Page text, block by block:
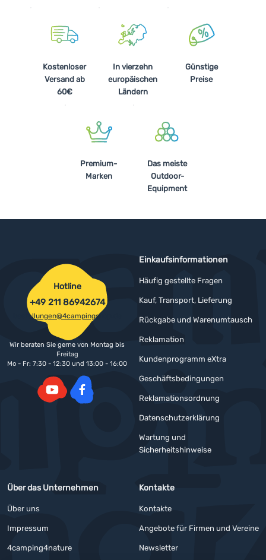
Kostenloser
Versand ab
60€
In vierzehn
europäischen
Ländern
Günstige
Preise
Premium-
Marken
Das meiste
Outdoor-
Equipment
Einkaufsinformationen
Häufig gestellte Fragen
Kauf, Transport, Lieferung
Rückgabe und Warenumtausch
Reklamation
Kundenprogramm eXtra
Geschäftsbedingungen
Reklamationsordnung
Datenschutzerklärung
Wartung und
Sicherheitshinweise
Über das Unternehmen
Über uns
Impressum
4camping4nature
Kontakte
Kontakte
Angebote für Firmen und Vereine
Newsletter
Hotline
+49 211 86942674
bestellungen@4campingshop.de
Wir beraten Sie gerne von Montag bis
Freitag
Mo - Fr: 7:30 - 12:30 und 13:00 - 16:00